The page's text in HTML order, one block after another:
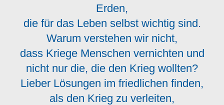
Erden,
die für das Leben selbst wichtig sind.
Warum verstehen wir nicht,
dass Kriege Menschen vernichten und
nicht nur die, die den Krieg wollten?
Lieber Lösungen im friedlichen finden,
als den Krieg zu verleiten,